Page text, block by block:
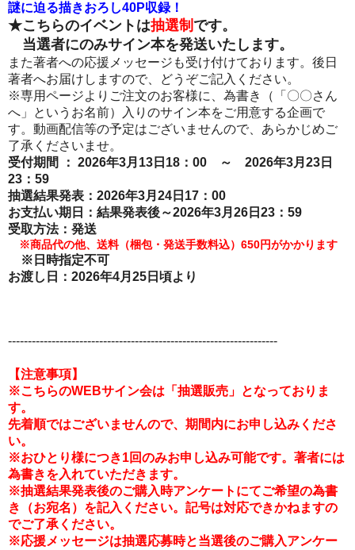
謎に迫る描きおろし40P収録！
★こちらのイベントは抽選制 です。
当選者にのみサイン本を発送いたします。
また著者への応援メッセージも受け付けております。後日
著者へお届けしますので、どうぞご記入ください。
※専用ページよりご注文のお客様に、為書き（「〇〇さん
へ」というお名前）入りのサイン本をご用意する企画で
す。動画配信等の予定はございませんので、あらかじめご
了承くださいませ。
受付期間 ： 2026年3月13日18：00 ～ 2026年3月23日
23 ：59
抽選結果発表：2026年3月24日17：00
お支払い期日：結果発表後～2026年3月26日23：59
受取方法： 発送
※商品代の他、送料（梱包・発送手数料込）650円がかかります
※日時指定不可
お渡し日： 2026年4月25 日頃より
--------------------------------------------------------------------
【注意事項】
※こちらのWEBサイン会は「抽選販売」となっておりま
す。
先着順ではございませんので、期間内にお申し込みくださ
い。
※おひとり様につき1回のみお申し込み可能です。 著者には
為書きを入れていただきます。
※抽選結果発表後のご購入時アンケートにてご希望の為書
き（お宛名）を記入ください。 記号は対応できかねますの
でご了承ください。
※応援メッセージは抽選応募時と当選後のご購入アンケー